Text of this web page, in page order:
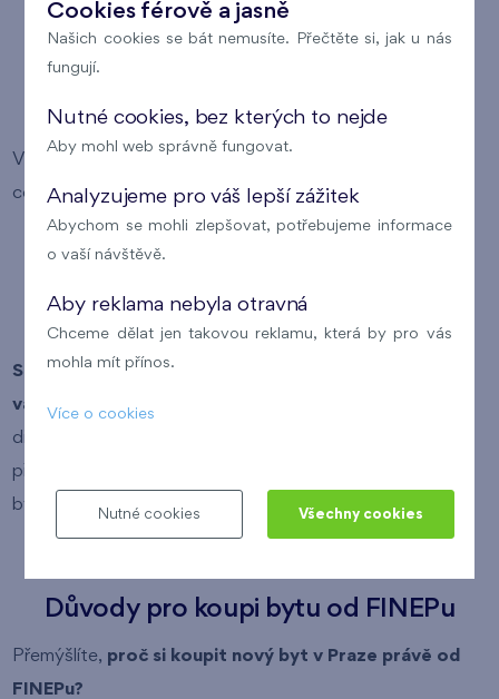
Prodej nových bytů v Praze
V naší nabídce naleznete bytové jednotky všech
cenových kategorií:
levné byty
luxusní byty
Snadno si tak můžete vybrat byt, který odpovídá
vašim požadavkům
dispozice bytu, plocha bytu a cena bytu). Pokud si v
přehledu nabízených bytů kliknete na číslo konkrétního
bytu, zobrazí se vám o něm detailní informace.
Důvody pro koupi bytu od FINEPu
Přemýšlíte, proč si koupit nový byt v Praze právě od
FINEPu?
Cookies férově a jasně
Našich cookies se bát nemusíte. Přečtěte si, jak u nás
fungují.
Nutné cookies, bez kterých to nejde
Aby mohl web správně fungovat.
Analyzujeme pro váš lepší zážitek
Abychom se mohli zlepšovat, potřebujeme informace
o vaší návštěvě.
Aby reklama nebyla otravná
Chceme dělat jen takovou reklamu, která by pro vás
mohla mít přínos.
Více o cookies
Nutné cookies Všechny cookies